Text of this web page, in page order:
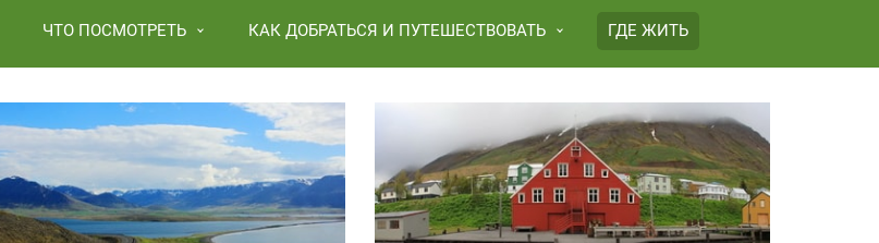
ЧТО ПОСМОТРЕТЬ КАК ДОБРАТЬСЯ И ПУТЕШЕСТВОВАТЬ ГДЕ ЖИТЬ